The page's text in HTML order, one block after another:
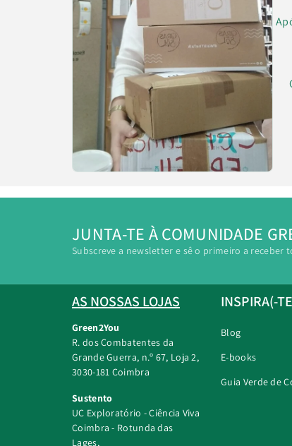
JUNTA-TE À COMUNIDADE
Subscreve a newsletter e sê o primeiro a receber
AS NOSSAS LOJAS
Green2You
R. dos Combatentes da
Grande Guerra, n.º 67, Loja 2,
3030-181 Coimbra
Sustento
UC Exploratório - Ciência Viva
Coimbra - Rotunda das
Lages,
INSPIRA(-
Blog
E-books
Guia Verde de